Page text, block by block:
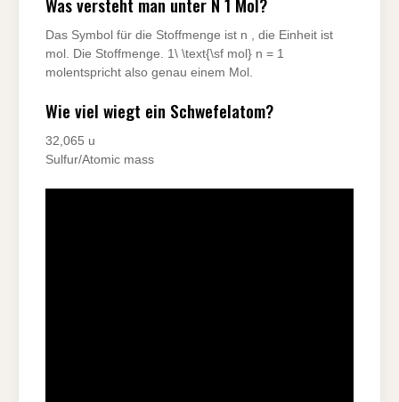
Das Symbol für die Stoffmenge ist n , die Einheit ist
mol. Die Stoffmenge. 1\ \text{\sf mol} n = 1
molentspricht also genau einem Mol.
Wie viel wiegt ein Schwefelatom?
32,065 u
Sulfur/Atomic mass